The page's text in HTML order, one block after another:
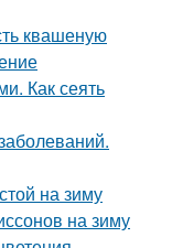
квашеную
Как сеять
на зиму
на зиму